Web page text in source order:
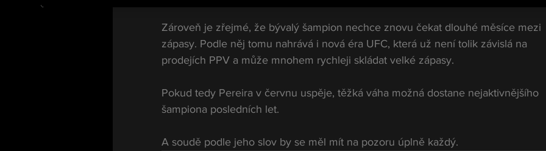
Zároveň je zřejmé, že bývalý šampion nechce znovu čekat dlouhé měsíce mezi
zápasy. Podle něj tomu nahrává i nová éra UFC, která už není tolik závislá na
prodejích PPV a může mnohem rychleji skládat velké zápasy.
Pokud tedy Pereira v červnu uspěje, těžká váha možná dostane nejaktivnějšího
šampiona posledních let.
A soudě podle jeho slov by se měl mít na pozoru úplně každý.